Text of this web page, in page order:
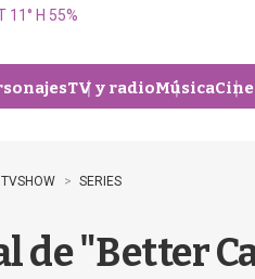
11° H 55%
TV y radioMúsicaCine
TVSHOW SERIES
de "Better